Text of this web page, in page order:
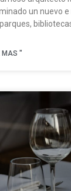
un nuevo
MAS "